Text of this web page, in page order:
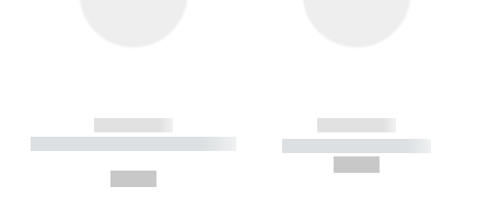
------------
----------- ----------- --------
------------
----------- -----------